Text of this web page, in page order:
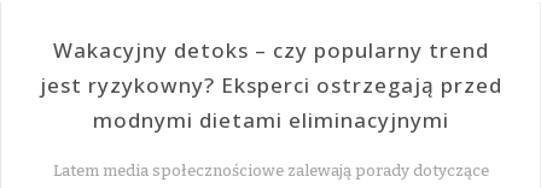
Wakacyjny detoks – czy popularny trend
jest ryzykowny? Eksperci ostrzegają przed
modnymi dietami eliminacyjnymi
Latem media społecznościowe zalewają porady dotyczące